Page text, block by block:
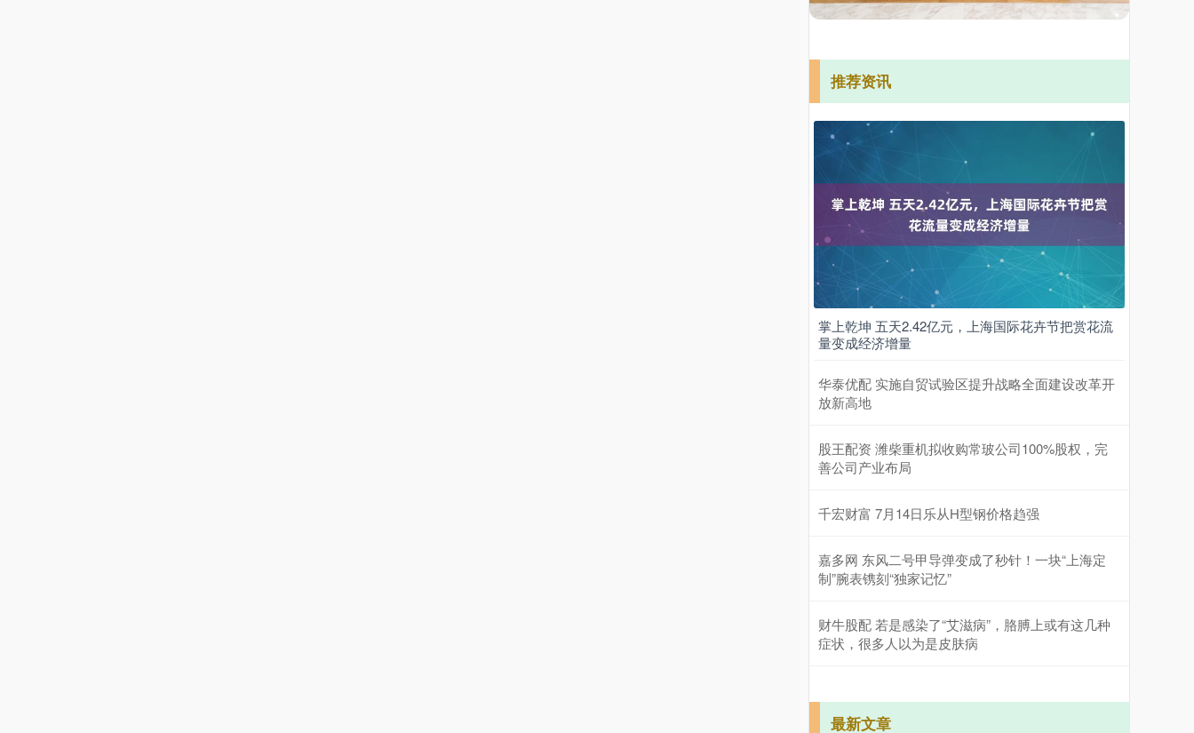
推荐资讯
掌上乾坤 五天2.42亿元，上海国际花卉节把赏花流
量变成经济增量
华泰优配 实施自贸试验区提升战略全面建设改革开
放新高地
股王配资 潍柴重机拟收购常玻公司100%股权，完
善公司产业布局
千宏财富 7月14日乐从H型钢价格趋强
嘉多网 东风二号甲导弹变成了秒针！一块“上海定
制”腕表镌刻“独家记忆”
财牛股配 若是感染了“艾滋病”，胳膊上或有这几种
症状，很多人以为是皮肤病
最新文章